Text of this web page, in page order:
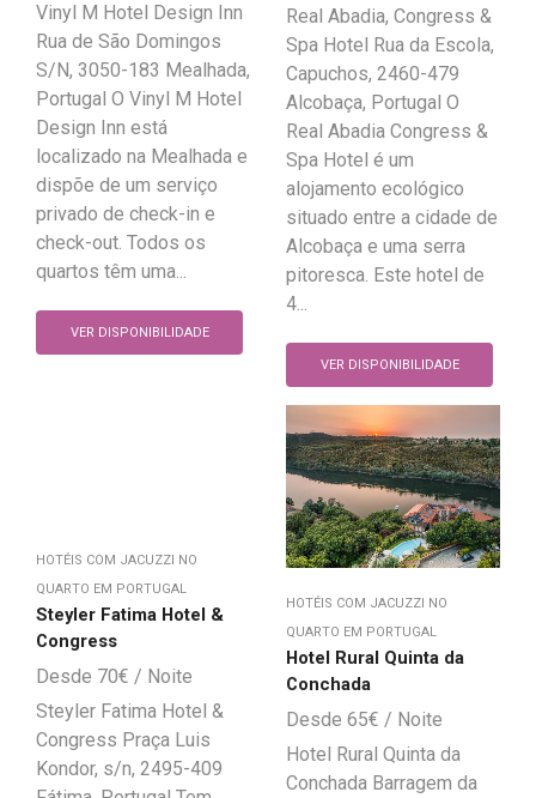
Vinyl M Hotel Design Inn
Rua de São Domingos
S/N, 3050-183 Mealhada,
Portugal O Vinyl M Hotel
Design Inn está
localizado na Mealhada e
dispõe de um serviço
privado de check-in e
check-out. Todos os
quartos têm uma...
VER DISPONIBILIDADE
Real Abadia, Congress &
Spa Hotel Rua da Escola,
Capuchos, 2460-479
Alcobaça, Portugal O
Real Abadia Congress &
Spa Hotel é um
alojamento ecológico
situado entre a cidade de
Alcobaça e uma serra
pitoresca. Este hotel de
4...
VER DISPONIBILIDADE
HOTÉIS COM JACUZZI NO
QUARTO EM PORTUGAL
Steyler Fatima Hotel &
Congress
70€
Steyler Fatima Hotel &
Congress Praça Luis
Kondor, s/n, 2495-409
HOTÉIS COM JACUZZI NO
QUARTO EM PORTUGAL
Hotel Rural Quinta da
Conchada
65€
Hotel Rural Quinta da
Conchada Barragem da